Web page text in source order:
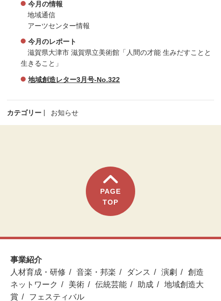
今月の情報
地域通信
アーツセンター情報
今月のレポート
滋賀県大津市 滋賀県立美術館「人間の才能 生みだすことと
生きること」
地域創造レター3月号-No.322
カテゴリー お知らせ
PAGE
TOP
事業紹介
人材育成・研修
音楽・邦楽 ダンス 演劇
創造
ネットワーク
美術 伝統芸能 助成
地域創造大
賞
フェスティバル